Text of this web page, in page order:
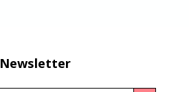
Newsletter